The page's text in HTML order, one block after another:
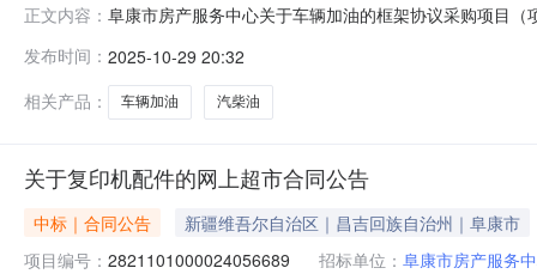
正文内容： 阜康市房产服务中心关于车辆加油的框架协议采购项目
所在行政区划名称:新疆维吾尔自治区昌吉回族自治州阜
发布时间： 2025-10-29 20:32
相关产品：
车辆加油 汽柴油
关于复印机配件的网上超市合同公告
中标｜合同公告
新疆维吾尔自治区｜昌吉回族自治州｜阜康市
项目编号： 2821101000024056689 招标单位： 阜康市房产服务